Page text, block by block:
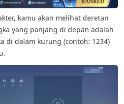
kamu akan melihat deretan
yang panjang di depan adalah
di dalam kurung (contoh: 1234)